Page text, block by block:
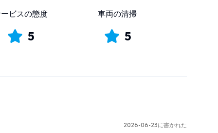
ビスの態度
5
車両の清掃
5
2026-06-23に書かれた